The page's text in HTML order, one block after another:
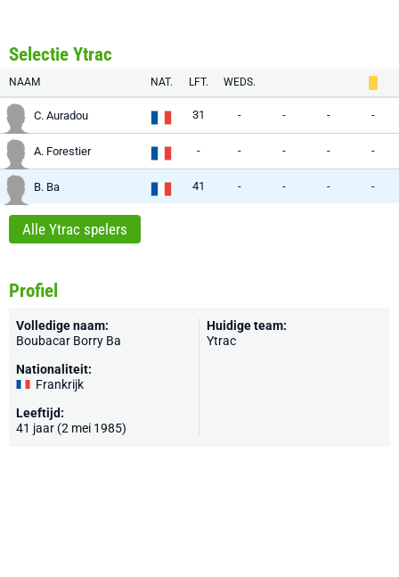
Selectie Ytrac
NAAM NAT. LFT. WEDS.
C. Auradou 31 - - - -
A. Forestier - - - - -
B. Ba 41 - - - -
Alle Ytrac spelers
Profiel
Volledige naam:
Boubacar Borry Ba
Nationaliteit:
Frankrijk
Leeftijd:
41 jaar (2 mei 1985)
Huidige team:
Ytrac